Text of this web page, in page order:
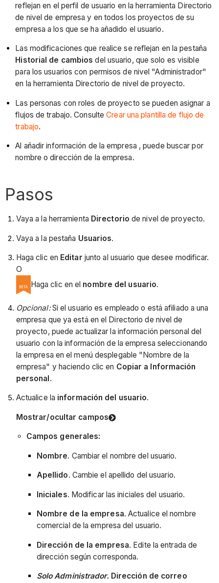
reflejan en el perfil de usuario en la herramienta Directorio
de nivel de empresa y en todos los proyectos de su
empresa a los que se ha añadido el usuario.
Las modificaciones que realice se reflejan en la pestaña
Historial de cambios del usuario, que solo es visible
para los usuarios con permisos de nivel "Administrador"
en la herramienta Directorio de nivel de proyecto.
Las personas con roles de proyecto se pueden asignar a
flujos de trabajo. ConsulteCrear una plantilla de flujo de
trabajo.
Al añadir información de la empresa , puede buscar por
nombre o dirección de la empresa.
Pasos
Vaya a la herramienta Directorio de nivel de proyecto.
Vaya a la pestaña Usuarios.
Haga clic en Editar junto al usuario que desee modificar.
O
Haga clic en el nombre del usuario.
Opcional:Si el usuario es empleado o está afiliado a una
empresa que ya está en el Directorio de nivel de
proyecto, puede actualizar la información personal del
usuario con la información de la empresa seleccionando
la empresa en el menú desplegable "Nombre de la
empresa" y haciendo clic en Copiar a Información
personal.
Actualice la información del usuario.
Mostrar/ocultar campos
Campos generales:
Nombre. Cambiar el nombre del usuario.
Apellido. Cambie el apellido del usuario.
Iniciales. Modificar las iniciales del usuario.
Nombre de la empresa. Actualice el nombre
comercial de la empresa del usuario.
Dirección de la empresa. Edite la entrada de
dirección según corresponda.
Solo Administrador. Dirección de correo